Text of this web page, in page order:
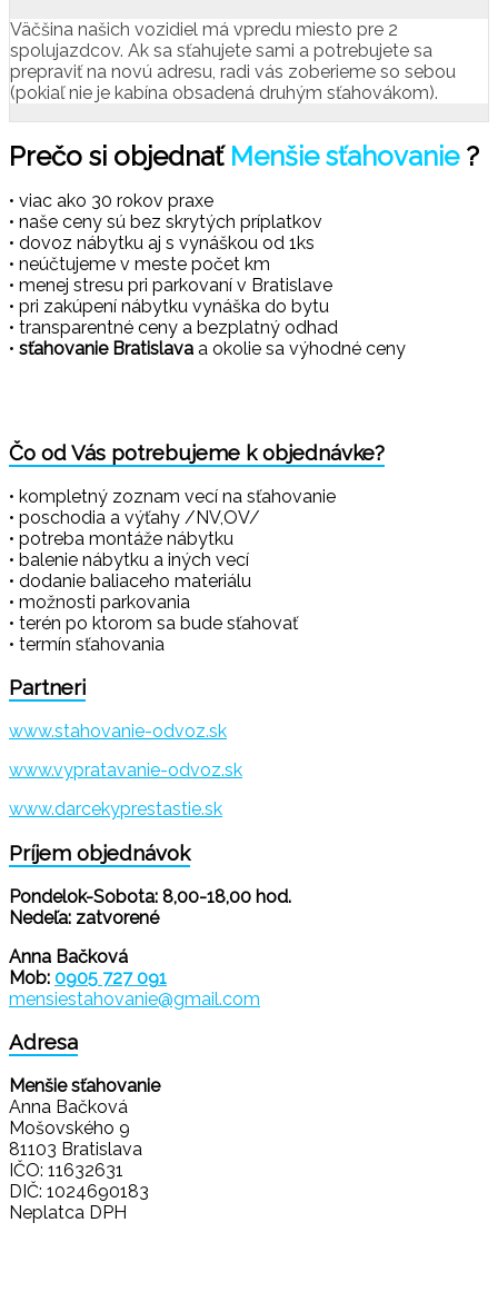
Väčšina našich vozidiel má vpredu miesto pre 2
spolujazdcov. Ak sa sťahujete sami a potrebujete sa
prepraviť na novú adresu, radi vás zoberieme so sebou
(pokiaľ nie je kabína obsadená druhým sťahovákom).
Prečo si objednať Menšie sťahovanie ?
• viac ako 30 rokov praxe
• naše ceny sú bez skrytých príplatkov
• dovoz nábytku aj s vynáškou od 1ks
• neúčtujeme v meste počet km
• menej stresu pri parkovaní v Bratislave
• pri zakúpení nábytku vynáška do bytu
• transparentné ceny a bezplatný odhad
• sťahovanie Bratislava a okolie sa výhodné ceny
Čo od Vás potrebujeme k objednávke?
• kompletný zoznam vecí na sťahovanie
• poschodia a výťahy /NV,OV/
• potreba montáže nábytku
• balenie nábytku a iných vecí
• dodanie baliaceho materiálu
• možnosti parkovania
• terén po ktorom sa bude sťahovať
• termín sťahovania
Partneri
www.stahovanie-odvoz.sk
www.vypratavanie-odvoz.sk
www.darcekyprestastie.sk
Príjem objednávok
Pondelok-Sobota: 8,00-18,00 hod.
Nedeľa: zatvorené
Anna Bačková
Mob: 0905 727 091
mensiestahovanie@gmail.com
Adresa
Menšie sťahovanie
Anna Bačková
Mošovského 9
81103 Bratislava
IČO: 11632631
DIČ: 1024690183
Neplatca DPH